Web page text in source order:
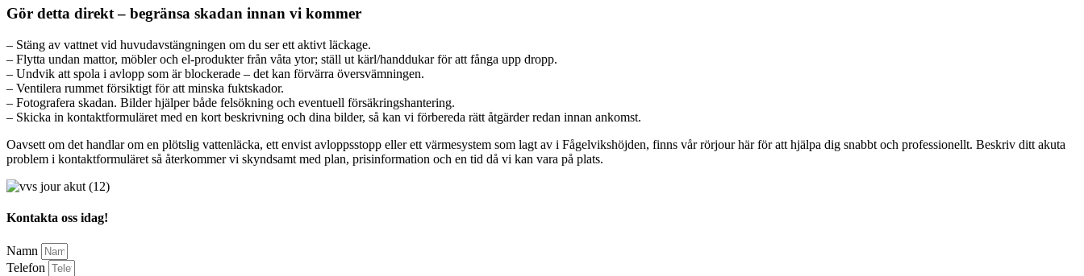
Gör detta direkt – begränsa skadan innan vi kommer
– Stäng av vattnet vid huvudavstängningen om du ser ett aktivt läckage.
– Flytta undan mattor, möbler och el-produkter från våta ytor; ställ ut kärl/handdukar för att fånga upp dropp.
– Undvik att spola i avlopp som är blockerade – det kan förvärra översvämningen.
– Ventilera rummet försiktigt för att minska fuktskador.
– Fotografera skadan. Bilder hjälper både felsökning och eventuell försäkringshantering.
– Skicka in kontaktformuläret med en kort beskrivning och dina bilder, så kan vi förbereda rätt åtgärder redan innan ankomst.
Oavsett om det handlar om en plötslig vattenläcka, ett envist avloppsstopp eller ett värmesystem som lagt av i Fågelvikshöjden, finns vår rörjour här för att hjälpa dig snabbt och professionellt. Beskriv ditt akuta
problem i kontaktformuläret så återkommer vi skyndsamt med plan, prisinformation och en tid då vi kan vara på plats.
Kontakta oss idag!
Namn
Telefon